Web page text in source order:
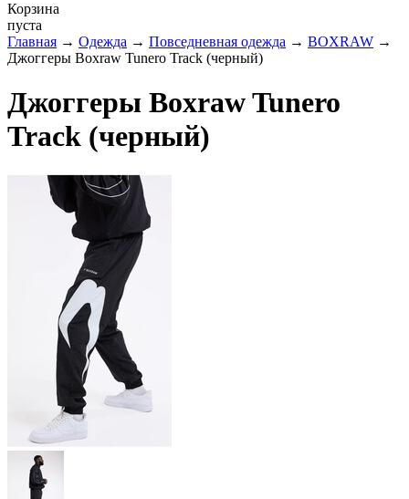
Корзина
пуста
Главная → Одежда → Повседневная одежда → BOXRAW →
Джоггеры Boxraw Tunero Track (черный)
Джоггеры Boxraw Tunero
Track (черный)